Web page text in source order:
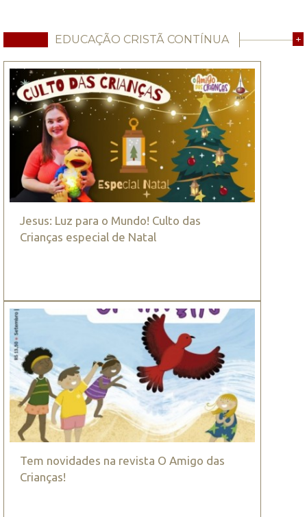
EDUCAÇÃO CRISTÃ CONTÍNUA +
Jesus: Luz para o Mundo! Culto das
Crianças especial de Natal
Tem novidades na revista O Amigo das
Crianças!